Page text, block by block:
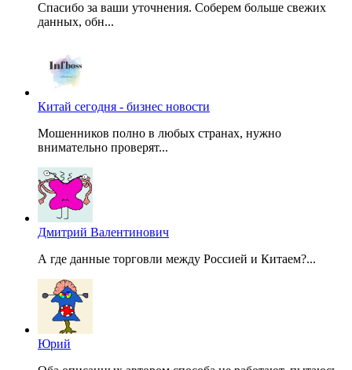
Спасибо за ваши уточнения. Соберем больше свежих
данных, обн...
Китай сегодня - бизнес новости
Мошенников полно в любых странах, нужно
внимательно проверят...
Дмитрий Валентинович
А где данные торговли между Россией и Китаем?...
Юрий